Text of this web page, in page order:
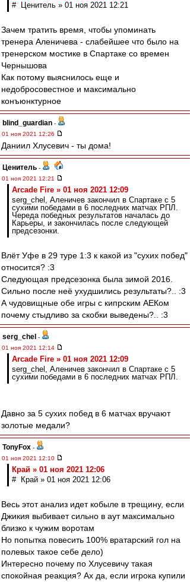
# Ценитель » 01 ноя 2021 12:21
Зачем тратить время, чтобы упоминать
тренера Аленичева - слабейшее что было на
тренерском мостике в Спартаке со времен
Чернышова
Как потому выяснилось еще и
недобросовестное и максимально
конъюнктурное
blind_guardian -
01 ноя 2021 12:26
Даниил Хлусевич - ты дома!
Ценитель -
01 ноя 2021 12:21
Arcade Fire » 01 ноя 2021 12:09
serg_chel, Аленичев закончил в Спартаке с 5
сухими победами в 6 последних матчах РПЛ.
Череда победных результатов началась до
Карьеры, и закончилась после следующей
предсезонки.
Влёт Уфе в 29 туре 1:3 к какой из "сухих побед"
относится? :3
Следующая предсезонка была зимой 2016.
Сильно после неё ухудшились результаты?.. :3
А чудовищные обе игры с кипрским АЕКом
почему стыдливо за скобки выведены?.. :3
serg_chel -
01 ноя 2021 12:14
Arcade Fire » 01 ноя 2021 12:09
serg_chel, Аленичев закончил в Спартаке с 5
сухими победами в 6 последних матчах РПЛ.
Давно за 5 сухих побед в 6 матчах вручают
золотые медали?
TonyFox -
01 ноя 2021 12:10
Край » 01 ноя 2021 12:06
# Край » 01 ноя 2021 12:06
Весь этот анализ идет кобыле в трещину, если
Джикия выбивает сильно в аут максимально
близко к чужим воротам
Но попытка повесить 100% вратарский гол на
полевых такое себе дело)
Интересно почему по Хлусевичу такая
спокойная реакция? Ах да, если игрока купили